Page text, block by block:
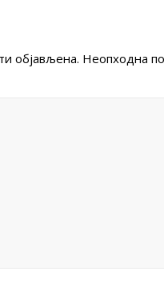
објављена. Неопходна